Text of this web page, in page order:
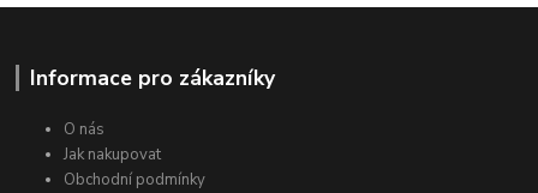
Informace pro zákazníky
O nás
Jak nakupovat
Obchodní podmínky